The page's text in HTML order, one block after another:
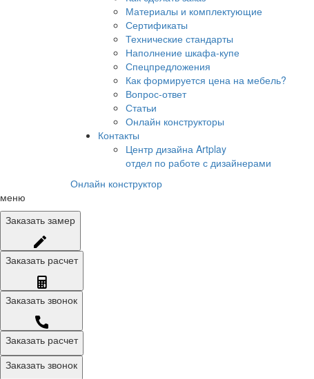
Материалы и комплектующие
Сертификаты
Технические стандарты
Наполнение шкафа-купе
Спецпредложения
Как формируется цена на мебель?
Вопрос-ответ
Статьи
Онлайн конструкторы
Контакты
Центр дизайна Artplay
отдел по работе с дизайнерами
Онлайн конструктор
меню
Заказать замер
Заказать расчет
Заказать звонок
Заказать расчет
Заказать звонок